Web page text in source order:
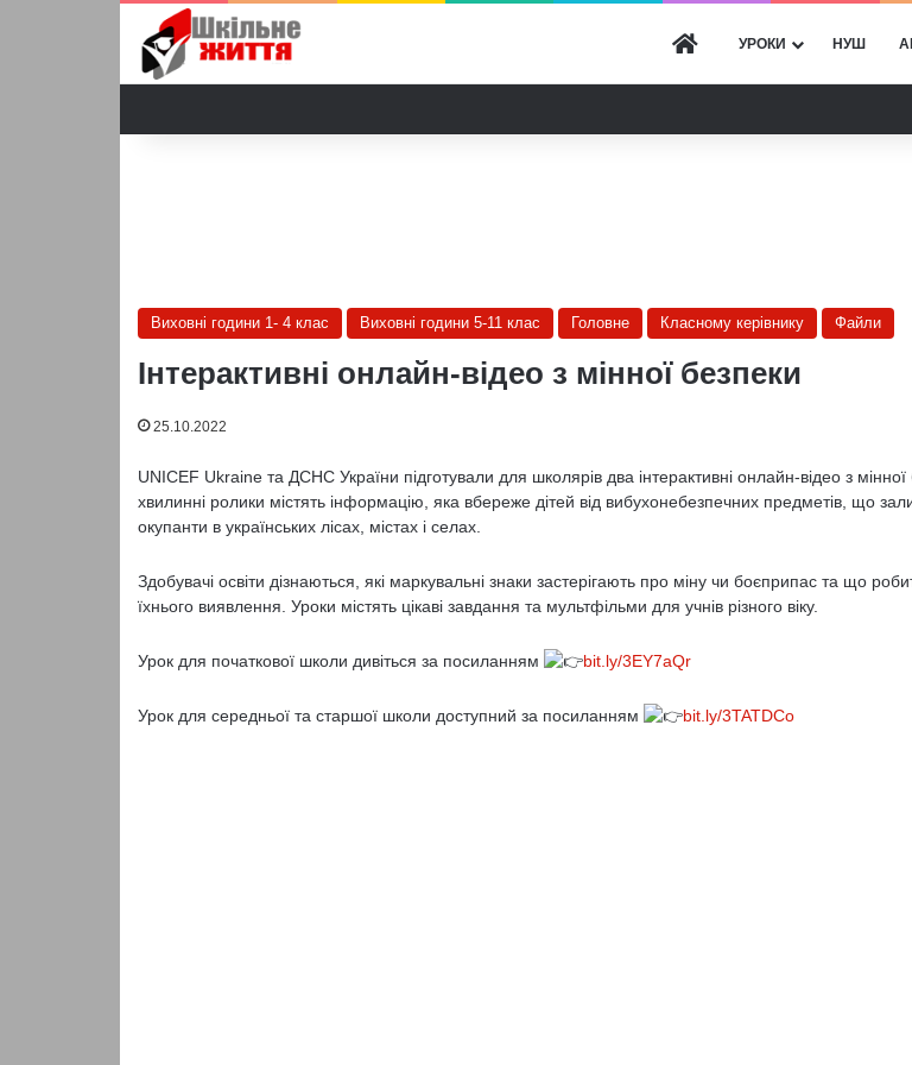
ГОЛОВНА
УРОКИ НУШ
Виховні години 1- 4 клас Виховні години 5-11 клас Головне Класному керівнику Файли
Інтерактивні онлайн-відео з мінної безпеки
25.10.2022
UNICEF Ukraine та ДСНС України підготували для школярів два інтерактивні онлайн-відео з
хвилинні ролики містять інформацію, яка вбереже дітей від вибухонебезпечних предметів, що
окупанти в українських лісах, містах і селах.
Здобувачі освіти дізнаються, які маркувальні знаки застерігають про міну чи боєприпас та що
їхнього виявлення. Уроки містять цікаві завдання та мультфільми для учнів різного віку.
Урок для початкової школи дивіться за посиланням bit.ly/3EY7aQr
Урок для середньої та старшої школи доступний за посиланням bit.ly/3TATDCo